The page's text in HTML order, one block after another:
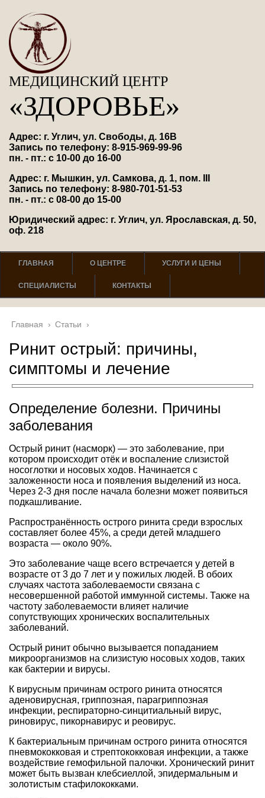
МЕДИЦИНСКИЙ ЦЕНТР
«ЗДОРОВЬЕ»
Адрес: г. Углич, ул. Свободы, д. 16В
Запись по телефону: 8-915-969-99-96
пн. - пт.: с 10-00 до 16-00
Адрес: г. Мышкин, ул. Самкова, д. 1, пом. III
Запись по телефону: 8-980-701-51-53
пн. - пт.: с 08-00 до 15-00
Юридический адрес: г. Углич, ул. Ярославская, д. 50,
оф. 218
ГЛАВНАЯ О ЦЕНТРЕ УСЛУГИ И ЦЕНЫ
СПЕЦИАЛИСТЫ КОНТАКТЫ
Главная › Статьи ›
Ринит острый: причины,
симптомы и лечение
Определение болезни. Причины
заболевания
Острый ринит (насморк) — это заболевание, при
котором происходит отёк и воспаление слизистой
носоглотки и носовых ходов. Начинается с
заложенности носа и появления выделений из носа.
Через 2-3 дня после начала болезни может появиться
подкашливание.
Распространённость острого ринита среди взрослых
составляет более 45%, а среди детей младшего
возраста — около 90%.
Это заболевание чаще всего встречается у детей в
возрасте от 3 до 7 лет и у пожилых людей. В обоих
случаях частота заболеваемости связана с
несовершенной работой иммунной системы. Также на
частоту заболеваемости влияет наличие
сопутствующих хронических воспалительных
заболеваний.
Острый ринит обычно вызывается попаданием
микроорганизмов на слизистую носовых ходов, таких
как бактерии и вирусы.
К вирусным причинам острого ринита относятся
аденовирусная, гриппозная, парагриппозная
инфекции, респираторно-синцитиальный вирус,
риновирус, пикорнавирус и реовирус.
К бактериальным причинам острого ринита относятся
пневмококковая и стрептококковая инфекции, а также
воздействие гемофильной палочки. Хронический ринит
может быть вызван клебсиеллой, эпидермальным и
золотистым стафилококками.